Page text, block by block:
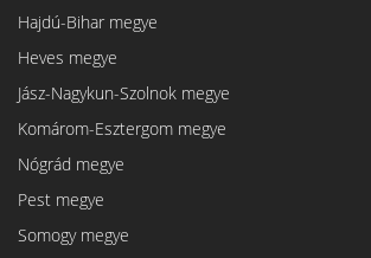
Hajdú-Bihar megye
Heves megye
Jász-Nagykun-Szolnok megye
Komárom-Esztergom megye
Nógrád megye
Pest megye
Somogy megye